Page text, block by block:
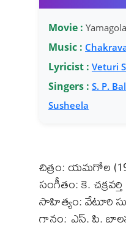
Movie :
Music :
Lyricist : Veturi
Singers : S. P.
Susheela
చిత్రం: యమగోల
సంగీతం: కె. చక్రవర్తి
సాహిత్యం: వేటూరి
గానం: ఎస్. పి.